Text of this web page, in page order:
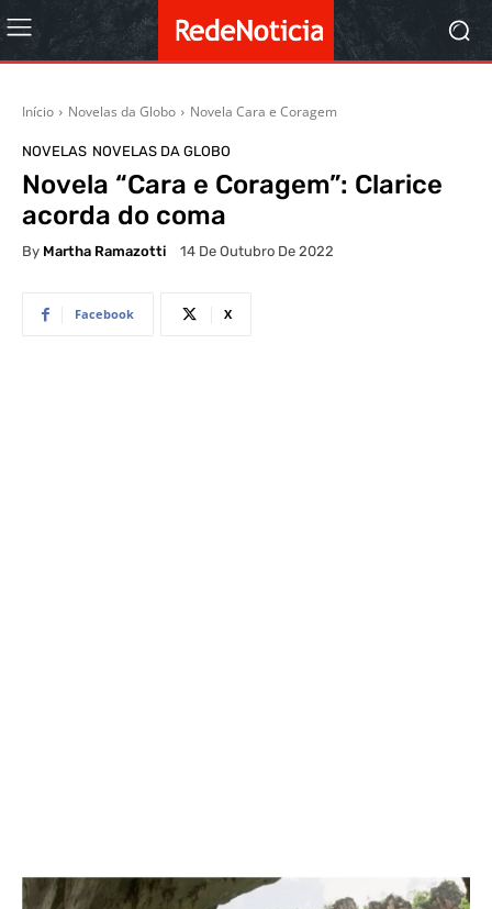
Início Novelas da Globo Novela Cara e Coragem
NOVELAS NOVELAS DA GLOBO
Novela “Cara e Coragem”: Clarice
acorda do coma
By Martha Ramazotti 14 De Outubro De 2022
Facebook X